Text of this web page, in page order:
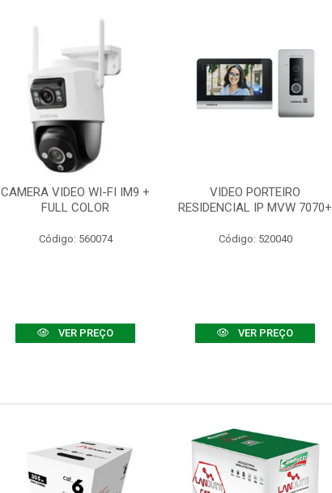
CAMERA VIDEO WI-FI IM9 +
FULL COLOR
Código: 560074
VER PREÇO
VIDEO PORTEIRO
RESIDENCIAL IP MVW 7070+
Código: 520040
VER PREÇO